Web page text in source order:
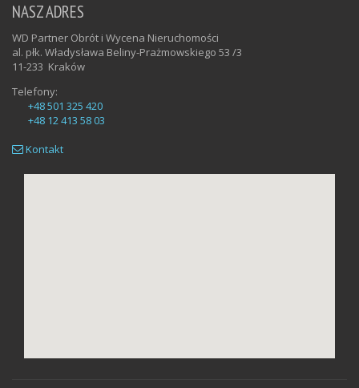
NASZ ADRES
WD Partner Obrót i Wycena Nieruchomości
al. płk. Władysława Beliny-Prażmowskiego 53 /3
11-233 Kraków
Telefony:
+48 501 325 420
+48 12 413 58 03
Kontakt